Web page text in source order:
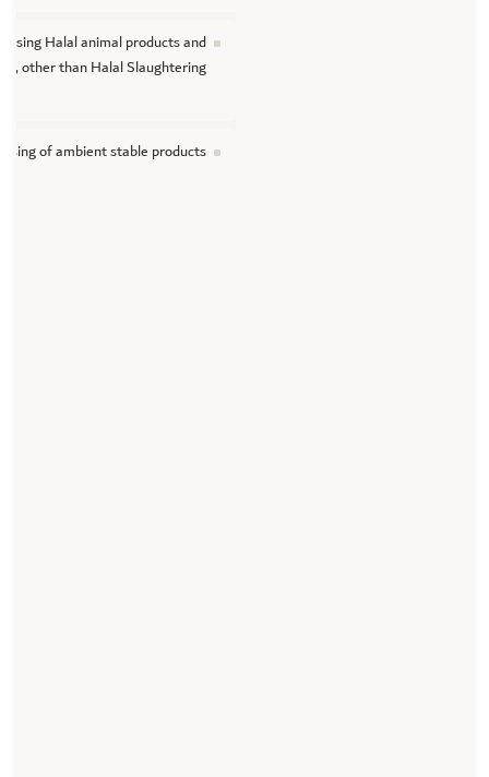
Halal animal products and
other than Halal Slaughtering
of ambient stable products